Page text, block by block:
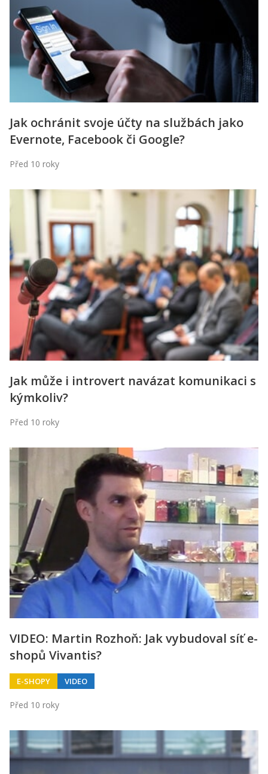
Jak ochránit svoje účty na službách jako
Evernote, Facebook či Google?
Před 10 roky
Jak může i introvert navázat komunikaci s
kýmkoliv?
Před 10 roky
VIDEO: Martin Rozhoň: Jak vybudoval síť e-
shopů Vivantis?
E-SHOPY VIDEO
Před 10 roky